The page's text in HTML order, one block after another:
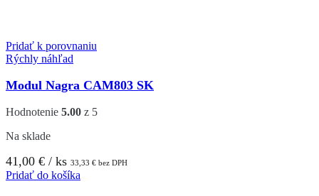
Pridať k porovnaniu
Rýchly náhľad
Modul Nagra CAM803 SK
Hodnotenie 5.00 z 5
Na sklade
41,00 € / ks 33,33 € bez DPH
Pridať do košíka